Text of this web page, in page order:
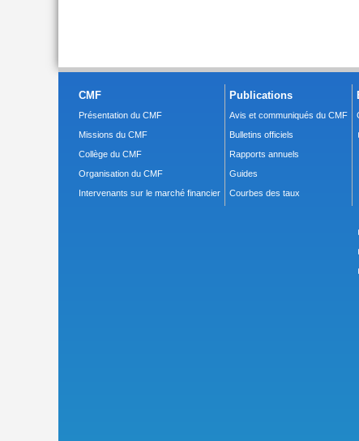
CMF
Présentation du CMF
Missions du CMF
Collège du CMF
Organisation du CMF
Intervenants sur le marché financier
Publications
Avis et communiqués du CMF
Bulletins officiels
Rapports annuels
Guides
Courbes des taux